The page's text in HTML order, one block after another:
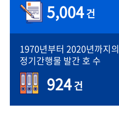
5,004건
1970년부터 2020년까지의
정기간행물 발간 호 수
924건